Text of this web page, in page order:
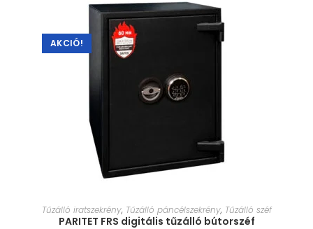
AKCIÓ!
MÉRET VÁLASZTÁSA
Tűzálló iratszekrény, Tűzálló páncélszekrény, Tűzálló széf
PARITET FRS digitális tűzálló bútorszéf